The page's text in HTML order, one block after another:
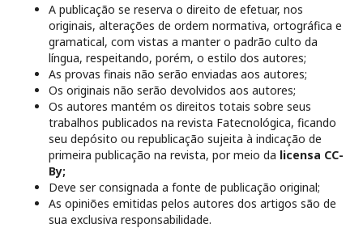
A publicação se reserva o direito de efetuar, nos
originais, alterações de ordem normativa, ortográfica e
gramatical, com vistas a manter o padrão culto da
língua, respeitando, porém, o estilo dos autores;
As provas finais não serão enviadas aos autores;
Os originais não serão devolvidos aos autores;
Os autores mantém os direitos totais sobre seus
trabalhos publicados na revista Fatecnológica, ficando
seu depósito ou republicação sujeita à indicação de
primeira publicação na revista, por meio da licensa CC-
By;
Deve ser consignada a fonte de publicação original;
As opiniões emitidas pelos autores dos artigos são de
sua exclusiva responsabilidade.